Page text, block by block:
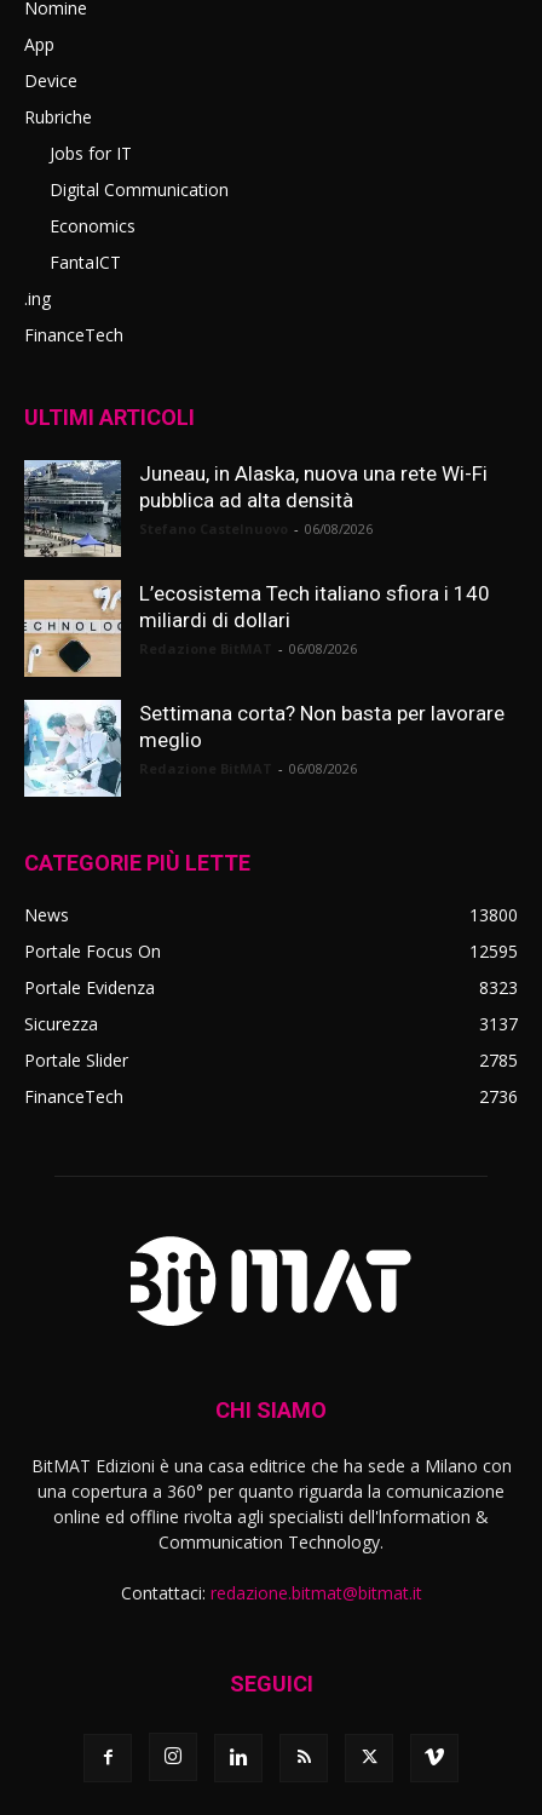
Nomine
App
Device
Rubriche
Jobs for IT
Digital Communication
Economics
FantaICT
.ing
FinanceTech
ULTIMI ARTICOLI
Juneau, in Alaska, nuova una rete Wi-Fi
pubblica ad alta densità
- 06/08/2026
L’ecosistema Tech italiano sfiora i 140
miliardi di dollari
- 06/08/2026
Settimana corta? Non basta per lavorare
meglio
- 06/08/2026
CATEGORIE PIÙ LETTE
News
13800
Portale Focus On
12595
Portale Evidenza
8323
Sicurezza
3137
Portale Slider
2785
FinanceTech
2736
CHI SIAMO
BitMAT Edizioni è una casa editrice che ha sede a Milano con
una copertura a 360° per quanto riguarda la comunicazione
online ed offline rivolta agli specialisti dell'lnformation &
Communication Technology.
Contattaci: redazione.bitmat@bitmat.it
SEGUICI